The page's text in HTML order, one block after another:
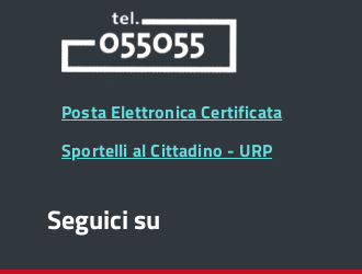
Posta Elettronica Certificata
Sportelli al Cittadino - URP
Seguici su